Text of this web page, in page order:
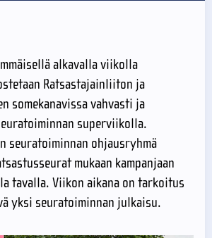
alkavalla viikolla
Ratsastajainliiton ja
somekanavissa vahvasti ja
superviikolla.
seuratoiminnan ohjausryhmä
mukaan kampanjaan
tavalla. Viikon aikana on tarkoitus
yksi seuratoiminnan julkaisu.